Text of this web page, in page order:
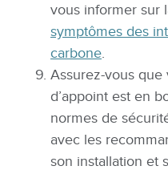
vous informer sur
symptômes des
carbone.
Assurez-vous
d’appoint est en
normes de
avec les
son installation et